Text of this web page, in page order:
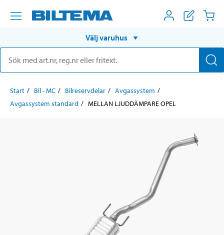
Välj varuhus
Start Bil - MC Bilreservdelar
Avgassystem
Avgassystem standard
MELLAN LJUDDÄMPARE OPEL